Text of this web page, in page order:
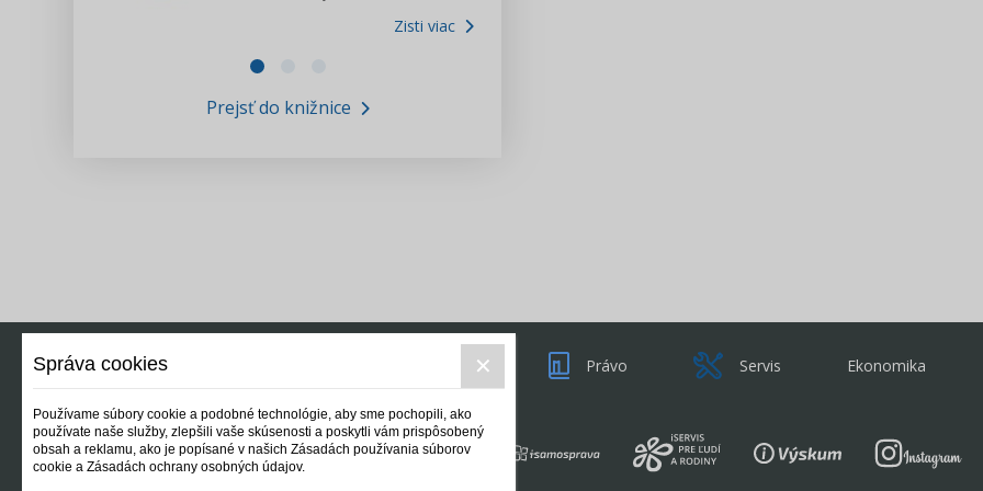
Informácie COVID19
Zisti viac
Prejsť do knižnice
Právo Servis Ekonomika
Správa cookies
Používame súbory cookie a podobné technológie, aby sme pochopili, ako
používate naše služby, zlepšili vaše skúsenosti a poskytli vám prispôsobený
obsah a reklamu, ako je popísané v našich Zásadách používania súborov
cookie a Zásadách ochrany osobných údajov.